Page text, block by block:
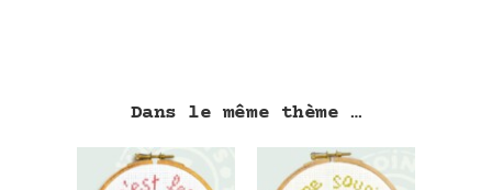
Dans le même thème …